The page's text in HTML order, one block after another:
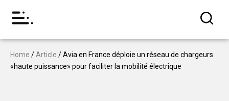
Home /Article / Avia en France déploie un réseau de chargeurs
«haute puissance» pour faciliter la mobilité électrique